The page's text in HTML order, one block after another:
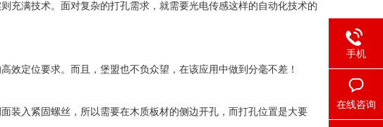
充满技术。面对复杂的打孔需求，就需要光电传感这样的自动化技术的
效定位要求。而且，堡盟也不负众望，在该应用中做到分毫不差！
装入紧固螺丝，所以需要在木质板材的侧边开孔，而打孔位置是大要
手机
在线咨询